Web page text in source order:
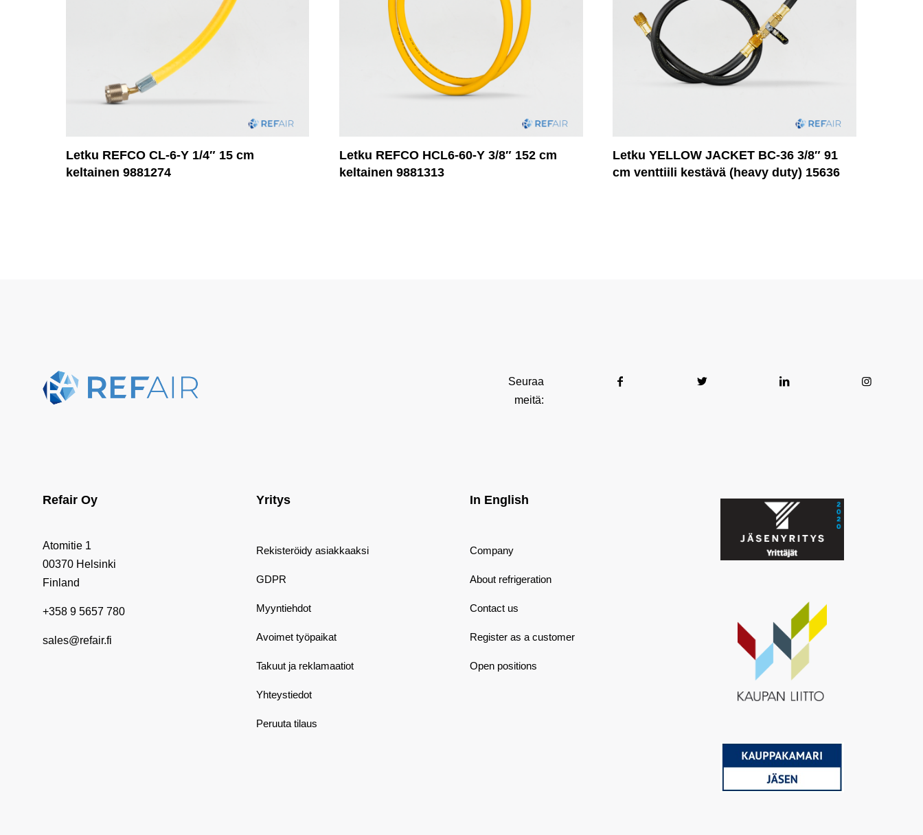
Letku REFCO CL-6-Y 1/4″ 15 cm
keltainen 9881274
Letku REFCO HCL6-60-Y 3/8″ 152 cm
keltainen 9881313
Letku YELLOW JACKET BC-36 3/8″ 91
cm venttiili kestävä (heavy duty) 15636
Seuraa
meitä:
Refair Oy
Atomitie 1
00370 Helsinki
Finland
+358 9 5657 780
sales@refair.fi
Yritys
Rekisteröidy asiakkaaksi
GDPR
Myyntiehdot
Avoimet työpaikat
Takuut ja reklamaatiot
Yhteystiedot
Peruuta tilaus
In English
Company
About refrigeration
Contact us
Register as a customer
Open positions